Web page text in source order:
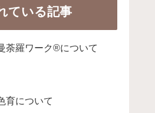
ている記事
荼羅ワーク®について
育について